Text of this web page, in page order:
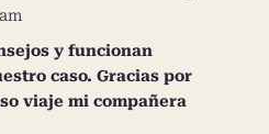
y funcionan
caso. Gracias por
viaje mi compañera